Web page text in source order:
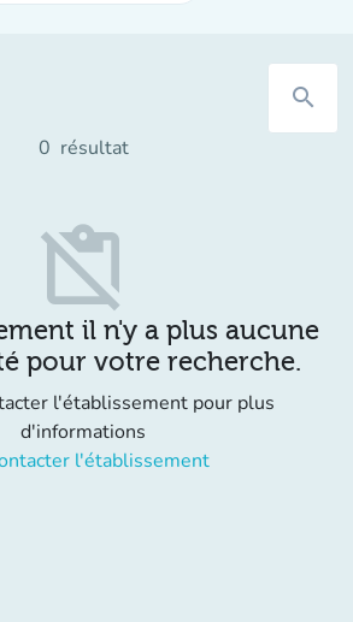
search
0 résultat
content_paste_off
il n'y a plus aucune
pour votre recherche.
l'établissement pour plus
d'informations
l'établissement